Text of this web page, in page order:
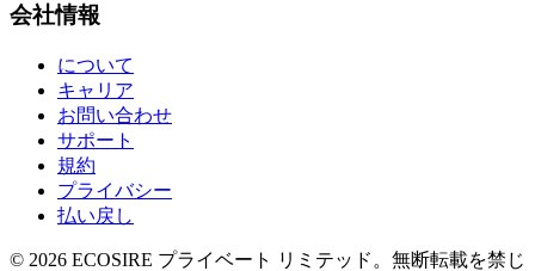
会社情報
について
キャリア
お問い合わせ
サポート
規約
プライバシー
払い戻し
© 2026 ECOSIRE プライベート リミテッド。無断転載を禁じ